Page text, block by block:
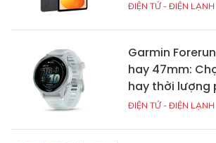
ĐIỆN TỬ - ĐIỆN LẠNH
Garmin
hay 47mm:
hay thời lượng
ĐIỆN TỬ - ĐIỆN LẠNH